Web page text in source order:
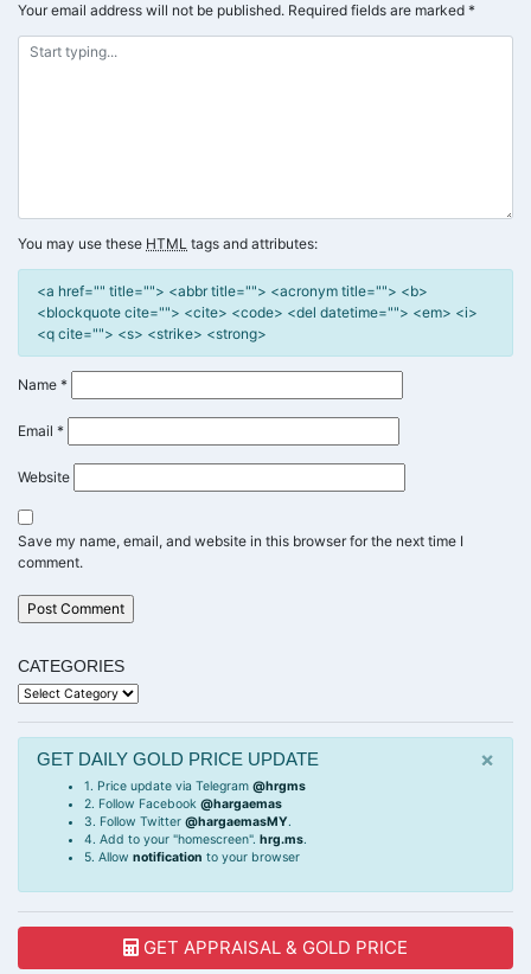
Your email address will not be published. Required fields are marked *
You may use these HTML tags and attributes:
<a href="" title=""> <abbr title=""> <acronym title=""> <b>
<blockquote cite=""> <cite> <code> <del datetime=""> <em> <i>
<q cite=""> <s> <strike> <strong>
Name *
Email *
Website
Save my name, email, and website in this browser for the next time I
comment.
CATEGORIES
Categories
×
GET DAILY GOLD PRICE UPDATE
1. Price update via Telegram @hrgms
2. Follow Facebook @hargaemas
3. Follow Twitter @hargaemasMY.
4. Add to your "homescreen". hrg.ms.
5. Allow notification to your browser
GET APPRAISAL & GOLD PRICE